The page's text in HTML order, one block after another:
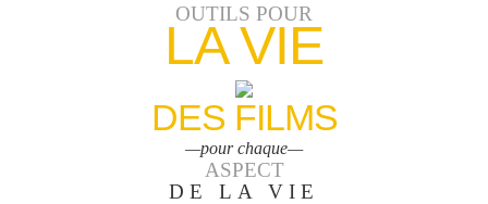
OUTILS POUR
LA VIE
DES FILMS
—pour chaque—
ASPECT
DE LA VIE